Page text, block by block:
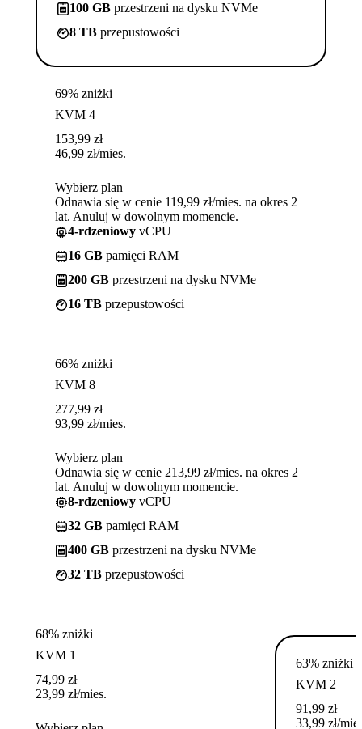
100 GB przestrzeni na dysku NVMe
8 TB przepustowości
69% zniżki
KVM 4
153,99 zł
46,99 zł/mies.
Wybierz plan
Odnawia się w cenie 119,99 zł/mies. na okres 2
lat. Anuluj w dowolnym momencie.
4-rdzeniowy vCPU
16 GB pamięci RAM
200 GB przestrzeni na dysku NVMe
16 TB przepustowości
66% zniżki
KVM 8
277,99 zł
93,99 zł/mies.
Wybierz plan
Odnawia się w cenie 213,99 zł/mies. na okres 2
lat. Anuluj w dowolnym momencie.
8-rdzeniowy vCPU
32 GB pamięci RAM
400 GB przestrzeni na dysku NVMe
32 TB przepustowości
68% zniżki
KVM 1
74,99 zł
23,99 zł/mies.
63% zniżki
KVM 2
91,99 zł
33,99 zł/